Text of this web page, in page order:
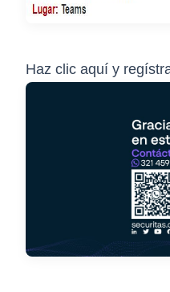
Haz clic aquí y